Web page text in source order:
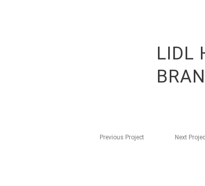
LIDL
Previous Project Next